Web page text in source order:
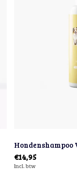
€14,95
Incl. btw